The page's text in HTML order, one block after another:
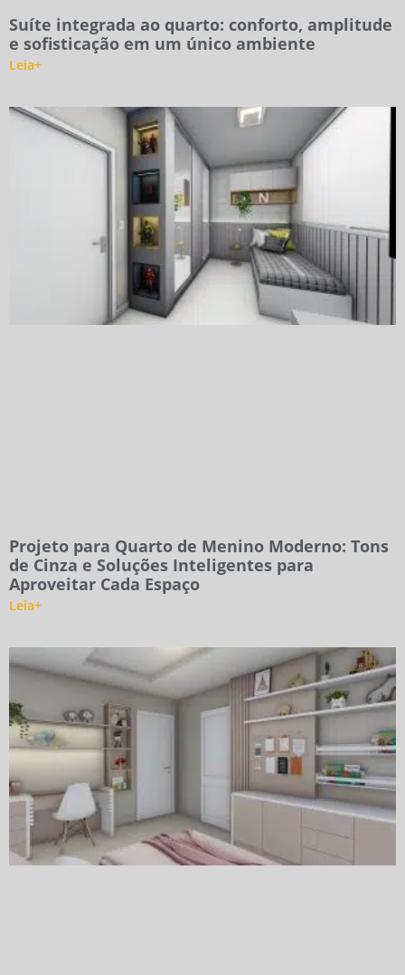
Suíte integrada ao quarto: conforto, amplitude
e sofisticação em um único ambiente
Leia+
Projeto para Quarto de Menino Moderno: Tons
de Cinza e Soluções Inteligentes para
Aproveitar Cada Espaço
Leia+